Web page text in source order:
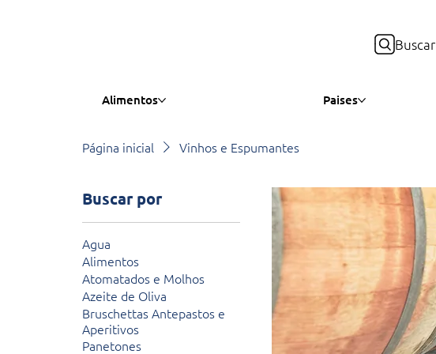
Buscar
Alimentos Paises
Página inicial Vinhos e Espumantes
Buscar por
Agua
Alimentos
Atomatados e Molhos
Azeite de Oliva
Bruschettas Antepastos e
Aperitivos
Panetones